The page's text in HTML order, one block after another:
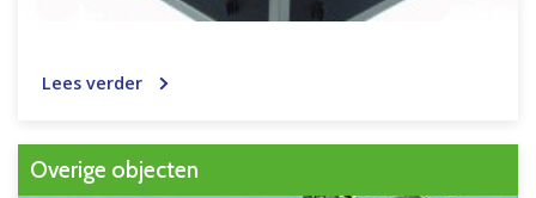
Lees verder
Overige objecten